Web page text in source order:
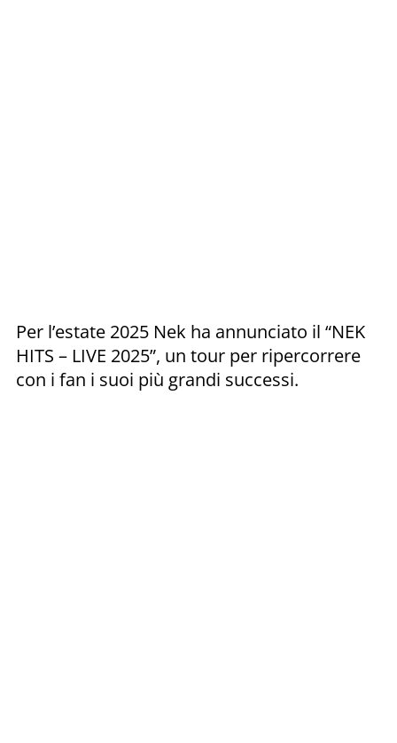
Per l’estate 2025 Nek ha annunciato il “NEK
HITS – LIVE 2025”, un tour per ripercorrere
con i fan i suoi più grandi successi.